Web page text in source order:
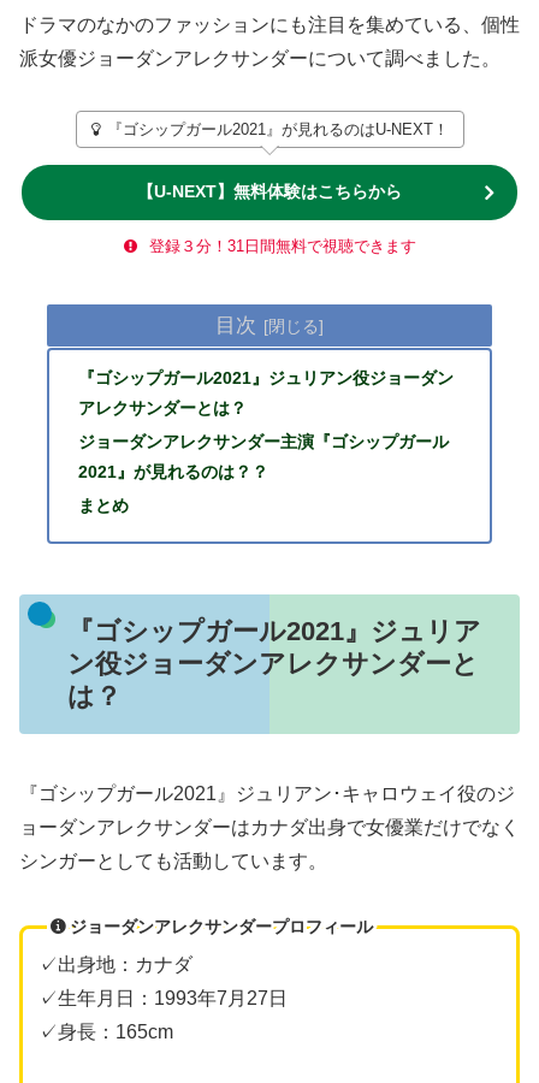
ドラマのなかのファッションにも注目を集めている、個性
派女優ジョーダンアレクサンダーについて調べました。
『ゴシップガール2021』が見れるのはU-NEXT！
【U-NEXT】無料体験はこちらから
登録３分！31日間無料で視聴できます
目次
『ゴシップガール2021』ジュリアン役ジョーダン
アレクサンダーとは？
ジョーダンアレクサンダー主演『ゴシップガール
2021』が見れるのは？？
まとめ
『ゴシップガール2021』ジュリア
ン役ジョーダンアレクサンダーと
は？
『ゴシップガール2021』ジュリアン･キャロウェイ役のジ
ョーダンアレクサンダーはカナダ出身で女優業だけでなく
シンガーとしても活動しています。
ジョーダンアレクサンダープロフィール
✓出身地：カナダ
✓生年月日：1993年7月27日
✓身長：165cm